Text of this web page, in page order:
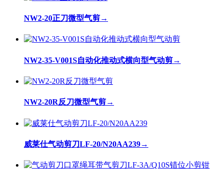
NW2-20正刀微型气剪→
NW2-35-V001S自动化推动式横向型气动剪→
NW2-20R反刀微型气剪→
威莱仕气动剪刀LF-20/N20AA239→